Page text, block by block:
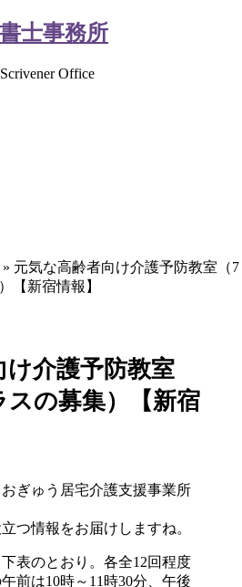
士事務所
Office
» 元気な高齢者向け介護予防教室（7
【新宿情報】
け介護予防教室
スの募集）【新宿
ぎゅう居宅介護支援事業所
つ情報をお届けしますね。
表のとおり。各全12回程度
前は10時～11時30分、午後